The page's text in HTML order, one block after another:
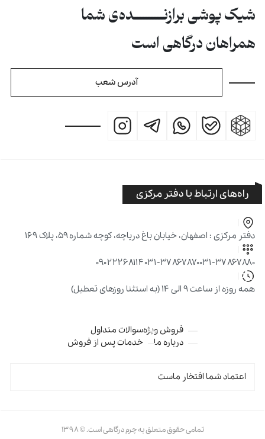
شیک پوشی برازنــــــــــده‌ی شما
همراهان درگاهی است
آدرس شعب
راه‌های ارتباط با دفتر مرکزی
دفتر مرکزی : اصفهان، خیابان باغ دریاچه، کوچه شماره ۵۹، پلاک ۱۶۹
۰۳۱-۳۷۸۶۷۸۸۰۰۳۱-۳۷۸۶۷۸۷۰۰۹۰۲۲۲۶۸۱۱۴
همه روزه از ساعت ۹ الی ۱۴ (به استثنا روزهای تعطیل)
فروش ویژه
درباره ما
سوالات متداول
خدمات پس از فروش
اعتماد شما افتخار ماست
تمامی حقوق متعلق به چرم درگاهی است. © ۱۳۹۸